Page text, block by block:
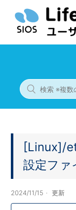
[Linux]/
設定ファ
2024/11/15 更新